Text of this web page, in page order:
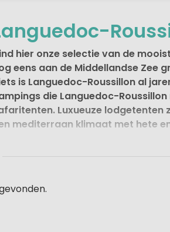
hier onze selectie van de
eens aan de Middellandse Zee
is Languedoc-Roussillon al
die Languedoc-
Luxueuze lodgetenten
mediterraan klimaat met hete
Ideale ligging voor
wijnliefhebber zal zich als een vis